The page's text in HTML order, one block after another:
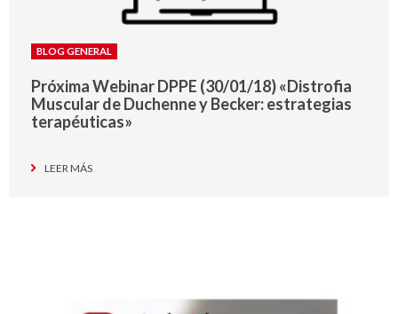
BLOG GENERAL
Próxima Webinar DPPE (30/01/18) «Distrofia
Muscular de Duchenne y Becker: estrategias
terapéuticas»
LEER MÁS